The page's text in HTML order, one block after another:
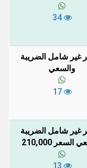
34
غير شامل الضريبة
والسعي
17
غير شامل الضريبة
السعر 210,000